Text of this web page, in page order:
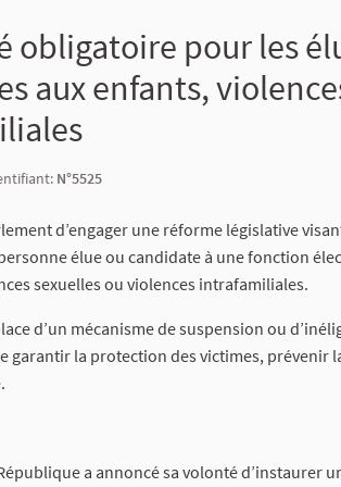
obligatoire pour les
aux enfants,
N°5525
d’engager une réforme législative
élue ou candidate à une fonction
sexuelles ou violences intrafamiliales.
d’un mécanisme de suspension ou
garantir la protection des victimes, prévenir
a annoncé sa volonté d’instaurer